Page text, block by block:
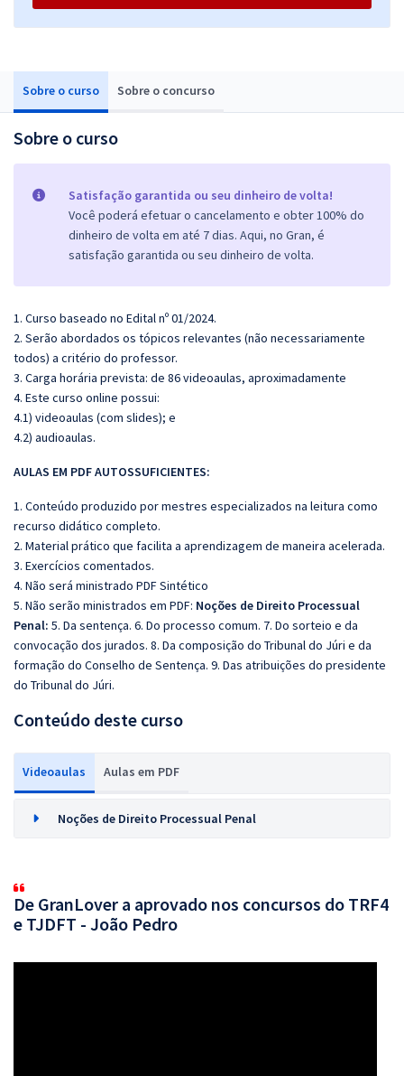
Sobre o curso Sobre o concurso
Sobre o curso
Satisfação garantida ou seu dinheiro de volta!
Você poderá efetuar o cancelamento e obter 100% do
dinheiro de volta em até 7 dias. Aqui, no Gran, é
satisfação garantida ou seu dinheiro de volta.
1. Curso baseado no Edital nº 01/2024.
2. Serão abordados os tópicos relevantes (não necessariamente
todos) a critério do professor.
3. Carga horária prevista: de 86 videoaulas, aproximadamente
4. Este curso online possui:
4.1) videoaulas (com slides); e
4.2) audioaulas.
AULAS EM PDF AUTOSSUFICIENTES:
1. Conteúdo produzido por mestres especializados na leitura como
recurso didático completo.
2. Material prático que facilita a aprendizagem de maneira acelerada.
3. Exercícios comentados.
4. Não será ministrado PDF Sintético
5. Não serão ministrados em PDF: Noções de Direito Processual
Penal: 5. Da sentença. 6. Do processo comum. 7. Do sorteio e da
convocação dos jurados. 8. Da composição do Tribunal do Júri e da
formação do Conselho de Sentença. 9. Das atribuições do presidente
do Tribunal do Júri.
Conteúdo deste curso
Videoaulas Aulas em PDF
Noções de Direito Processual Penal
De GranLover a aprovado nos concursos do TRF4
e TJDFT - João Pedro